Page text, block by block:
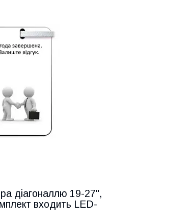
діагоналлю 19-27",
входить LED-